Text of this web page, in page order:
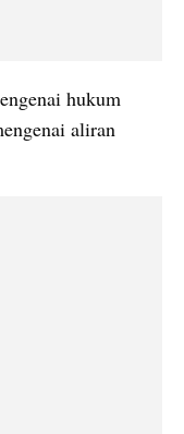
hukum
aliran